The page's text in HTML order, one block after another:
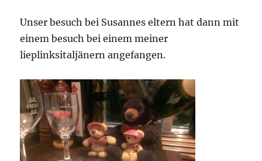
Unser besuch bei Susannes eltern hat dann mit
einem besuch bei einem meiner
lieplinksitaljänern angefangen.